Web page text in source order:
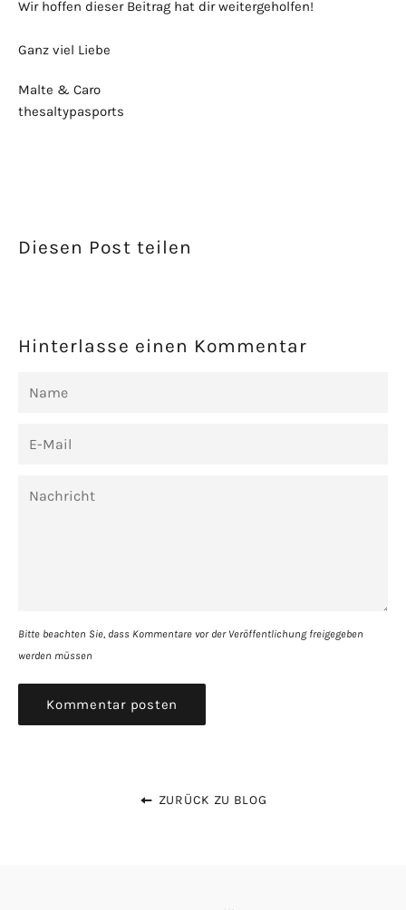
Wir hoffen dieser Beitrag hat dir weitergeholfen!
Ganz viel Liebe
Malte & Caro
thesaltypasports
Diesen Post teilen
Hinterlasse einen Kommentar
Bitte beachten Sie, dass Kommentare vor der Veröffentlichung freigegeben
werden müssen
ZURÜCK ZU BLOG